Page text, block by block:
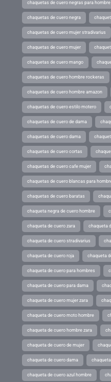
chaquetas de cuero negras para hombre
chaquetas de cuero negra
chaquetas de cuero mujer stradivarius
chaquetas de cuero mujer
chaquetas de cuero mango
chaquetas de cuero hombre rockeras
chaquetas de cuero hombre amazon
chaquetas de cuero estilo motero
chaquetas de cuero de dama
chaquetas de cuero dama
chaquetas de cuero cortas
chaquetas de cuero cafe mujer
chaquetas de cuero blancas para
chaquetas de cuero baratas
chaqueta negra de cuero hombre
chaqueta de cuero zara chaqueta
chaqueta de cuero stradivarius
chaqueta de cuero roja chaqueta
chaqueta de cuero para hombres
chaqueta de cuero para dama
chaqueta de cuero mujer zara
chaqueta de cuero moto hombre
chaqueta de cuero hombre zara
chaqueta de cuero de mujer
chaqueta de cuero dama
chaqueta de cuero azul hombre